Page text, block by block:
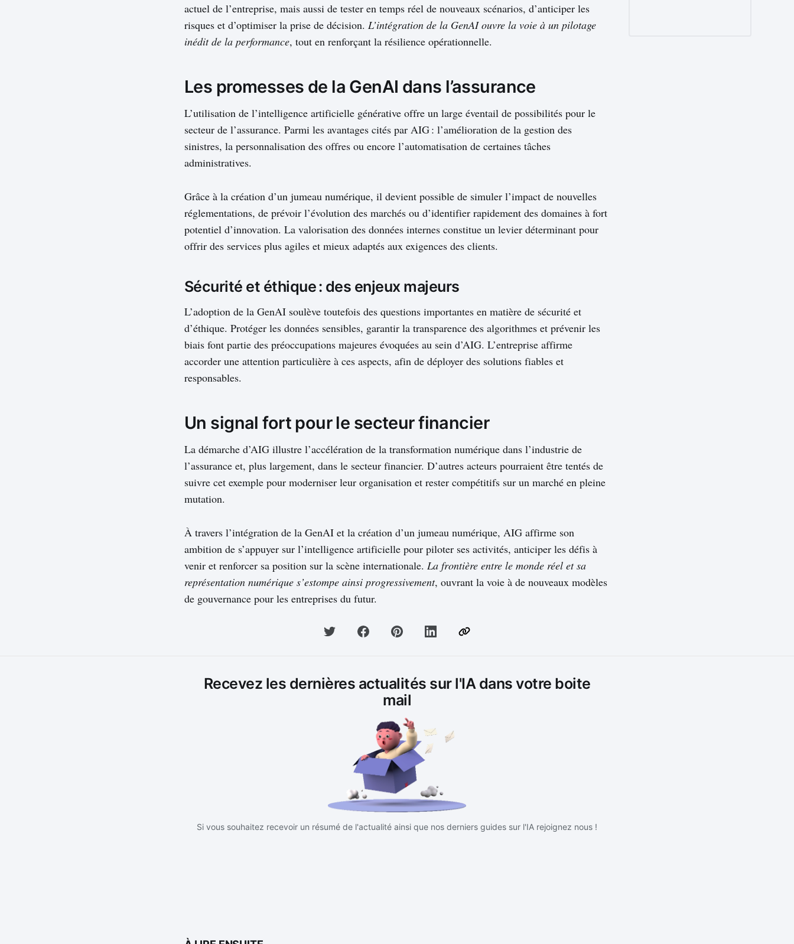
actuel de l’entreprise, mais aussi de tester en temps réel de nouveaux scénarios, d’anticiper les
risques et d’optimiser la prise de décision. L’intégration de la GenAI ouvre la voie à un pilotage
inédit de la performance, tout en renforçant la résilience opérationnelle.
Les promesses de la GenAI dans l’assurance
L’utilisation de l’intelligence artificielle générative offre un large éventail de possibilités pour le
secteur de l’assurance. Parmi les avantages cités par AIG : l’amélioration de la gestion des
sinistres, la personnalisation des offres ou encore l’automatisation de certaines tâches
administratives.
Grâce à la création d’un jumeau numérique, il devient possible de simuler l’impact de nouvelles
réglementations, de prévoir l’évolution des marchés ou d’identifier rapidement des domaines à fort
potentiel d’innovation. La valorisation des données internes constitue un levier déterminant pour
offrir des services plus agiles et mieux adaptés aux exigences des clients.
Sécurité et éthique : des enjeux majeurs
L’adoption de la GenAI soulève toutefois des questions importantes en matière de sécurité et
d’éthique. Protéger les données sensibles, garantir la transparence des algorithmes et prévenir les
biais font partie des préoccupations majeures évoquées au sein d’AIG. L’entreprise affirme
accorder une attention particulière à ces aspects, afin de déployer des solutions fiables et
responsables.
Un signal fort pour le secteur financier
La démarche d’AIG illustre l’accélération de la transformation numérique dans l’industrie de
l’assurance et, plus largement, dans le secteur financier. D’autres acteurs pourraient être tentés de
suivre cet exemple pour moderniser leur organisation et rester compétitifs sur un marché en pleine
mutation.
À travers l’intégration de la GenAI et la création d’un jumeau numérique, AIG affirme son
ambition de s’appuyer sur l’intelligence artificielle pour piloter ses activités, anticiper les défis à
venir et renforcer sa position sur la scène internationale. La frontière entre le monde réel et sa
représentation numérique s’estompe ainsi progressivement, ouvrant la voie à de nouveaux modèles
de gouvernance pour les entreprises du futur.
Recevez les dernières actualités sur l'IA dans votre boite
mail
Si vous souhaitez recevoir un résumé de l'actualité ainsi que nos derniers guides sur l'IA rejoignez nous !